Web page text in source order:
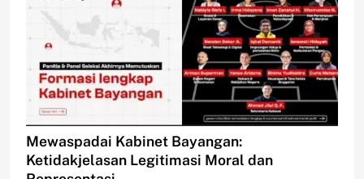
Mewaspadai Kabinet Bayangan:
Ketidakjelasan Legitimasi Moral dan